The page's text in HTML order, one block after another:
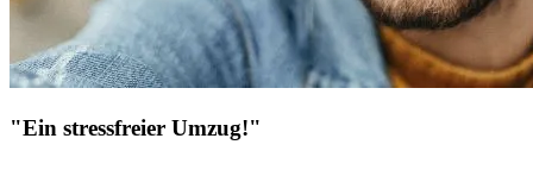
"Ein stressfreier Umzug!"